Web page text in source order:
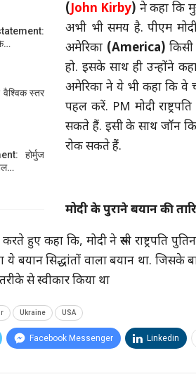
स्तर
होर्मुज
(John Kirby) ने कहा कि
अभी भी समय है. पीएम
अमेरिका (America)
हो. इसके साथ ही उन्होंने
अमेरिका ने ये भी कहा कि वे
पहल करें. PM मोदी
सकते हैं. इसी के साथ जॉन
रोक सकते हैं.
मोदी के पुराने बयान की
हुए कहा कि, मोदी ने रूसी राष्ट्रपति पुतिन
ये बयान सिद्धांतों वाला बयान था. जिसके
से स्वीकार किया था
Ukraine USA
Facebook Messenger Linkedin